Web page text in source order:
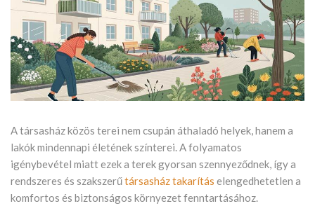
A társasház közös terei nem csupán áthaladó helyek, hanem a
lakók mindennapi életének színterei. A folyamatos
igénybevétel miatt ezek a terek gyorsan szennyeződnek, így a
rendszeres és szakszerűtársasház takarítás elengedhetetlen a
komfortos és biztonságos környezet fenntartásához.